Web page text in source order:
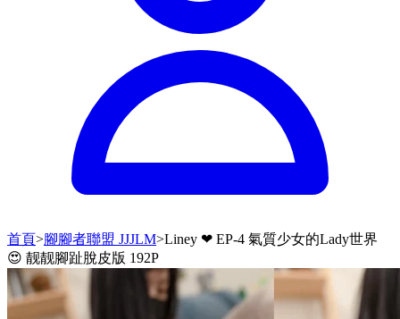
首頁>腳腳者聯盟 JJJLM>Liney ❤ EP-4 氣質少女的Lady世界
😍 靓靓腳趾脫皮版 192P